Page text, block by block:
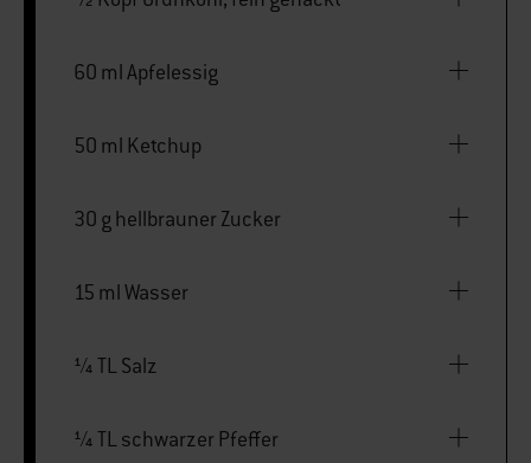
60 ml Apfelessig
50 ml Ketchup
30 g hellbrauner Zucker
15 ml Wasser
¼ TL Salz
¼ TL schwarzer Pfeffer